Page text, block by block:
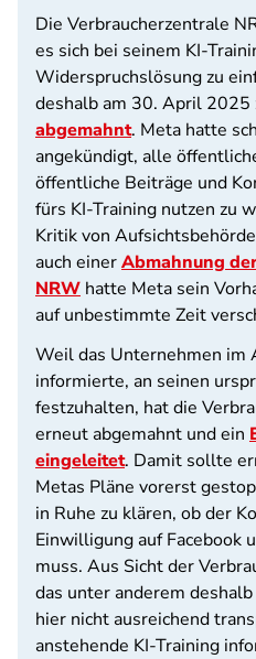
Die Verbraucherzentrale
es sich bei seinem KI-
Widerspruchslösung zu
deshalb am 30. April 2025
abgemahnt. Meta hatte
angekündigt, alle
öffentliche Beiträge und
fürs KI-Training nutzen zu
Kritik von
auch einerAbmahnung
NRW hatte Meta sein
auf unbestimmte Zeit
Weil das Unternehmen im
informierte, an seinen
festzuhalten, hat die
erneut abgemahnt und ein
eingeleitet. Damit sollte
Metas Pläne vorerst
in Ruhe zu klären, ob der
Einwilligung auf Facebook
muss. Aus Sicht der
das unter anderem
hier nicht ausreichend
anstehende KI-Training